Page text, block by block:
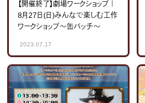
【開催終了】劇場ワークショップ｜
8月27日(日)みんなで楽しむ工作
ワークショップ～缶バッチ～
2023.07.17